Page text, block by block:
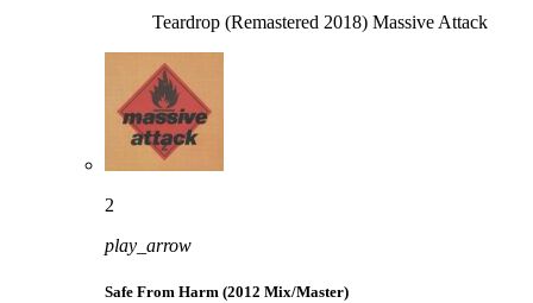
Teardrop (Remastered 2018) Massive Attack
2
play_arrow
Safe From Harm (2012 Mix/Master)